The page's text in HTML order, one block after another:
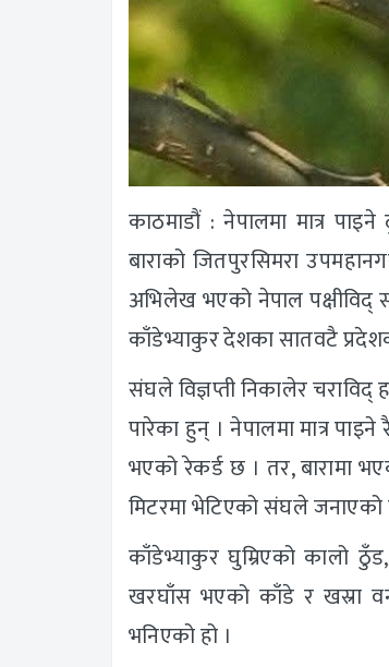
काठमाडौं : नेपालमा मात्र
बाराको जितपुरसिमरा
अभिलेख भएको नेपाल पक्षीविद्
काँडेभ्याकुर देशका सातवटै
संघले विज्ञप्ती निकालेर
पारेका हुन् । नेपालमा मात्र
भएको रेकर्ड छ । तर, बारामा
मिटरमा भेटिएको संघले जनाएको
काँडेभ्याकुर घुम्रिएको कालो
खरघाँस भएको काँडे र खस्रा
भनिएको हो ।